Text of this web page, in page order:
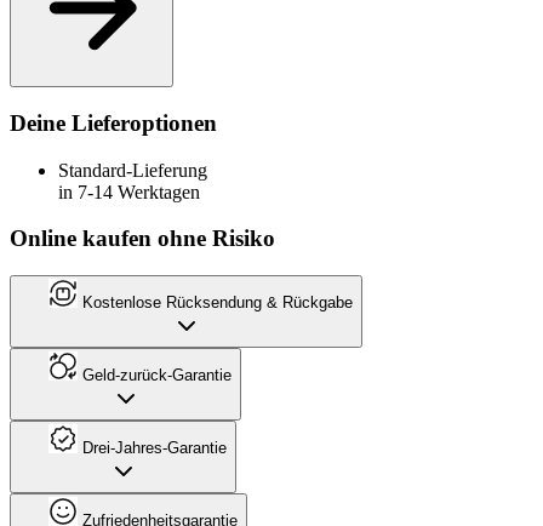
Deine Lieferoptionen
Standard-Lieferung
in 7-14 Werktagen
Online kaufen ohne Risiko
Kostenlose Rücksendung & Rückgabe
Geld-zurück-Garantie
Drei-Jahres-Garantie
Zufriedenheitsgarantie